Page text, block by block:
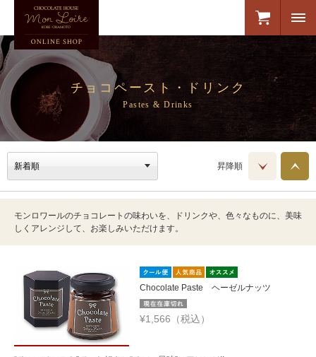
チョコペースト・ドリンク
Pastes & Drinks
昇降順
モンロワールのチョコレートの味わいを、ドリンクや、色々なものに、美味
しくアレンジして、お楽しみいただけます。
Chocolate Paste ヘーゼルナッツ
¥1,566（税込）